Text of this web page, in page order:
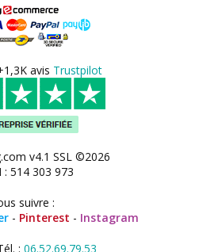
avis Trustpilot
v4.1 SSL ©2026
: 514 303 973
suivre :
- Pinterest - Instagram
: 06.52.69.79.53